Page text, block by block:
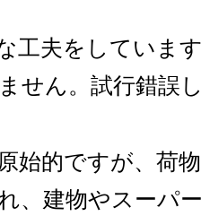
工夫をしていま
せん。試行錯誤
始的ですが、荷
、建物やスーパ